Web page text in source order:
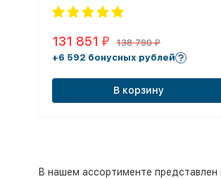
131 851 ₽ 138 790₽
+6 592 бонусных рублей
В корзину
В нашем ассортименте